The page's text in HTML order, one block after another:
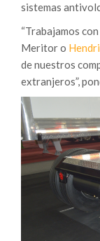
sistemas
“Trabajamos
Meritor o
de nuestros
extranjeros”,